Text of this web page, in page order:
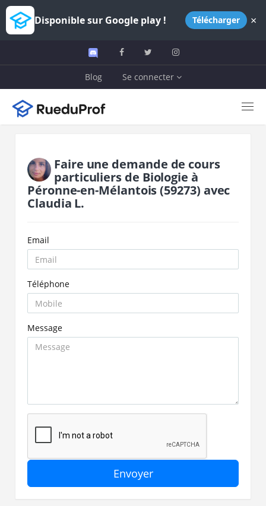
Disponible sur Google play ! Télécharger ×
Blog Se connecter
Faire une demande de cours
particuliers de Biologie à
Péronne-en-Mélantois(59273) avec
Claudia L.
Email
Téléphone
Message
Envoyer